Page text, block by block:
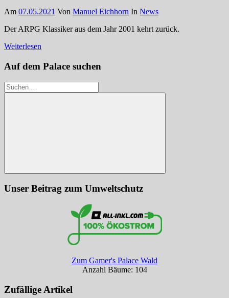
Am 07.05.2021 Von Manuel Eichhorn In News
Der ARPG Klassiker aus dem Jahr 2001 kehrt zurück.
Weiterlesen
Auf dem Palace suchen
Suchen
nach:
Suchen
Unser Beitrag zum Umweltschutz
Zum Gamer's Palace Wald
Anzahl Bäume: 104
Zufällige Artikel